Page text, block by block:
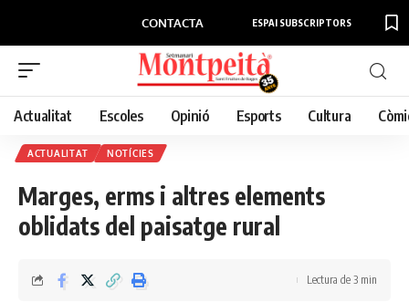
CONTACTA ESPAI SUBSCRIPTORS
Actualitat Escoles Opinió Esports Cultura
ACTUALITAT NOTÍCIES
Marges, erms i altres elements
oblidats del paisatge rural
Lectura de 3 min